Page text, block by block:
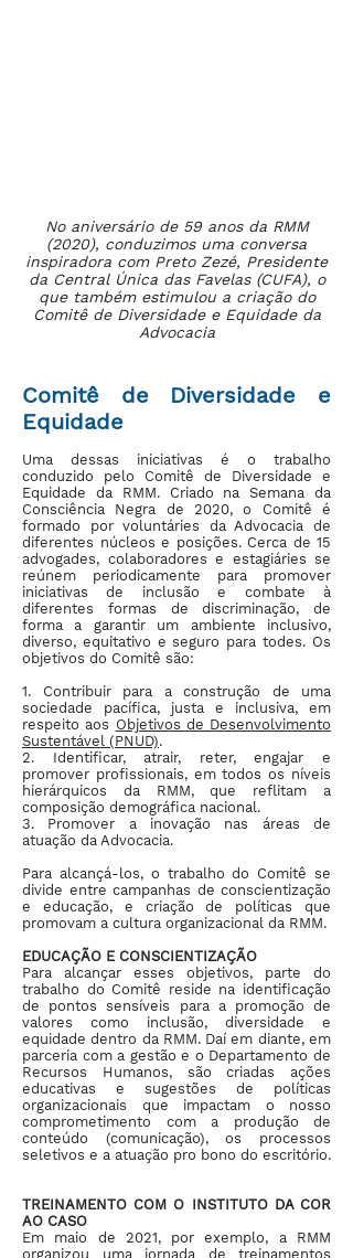
No aniversário de 59 anos da RMM
(2020), conduzimos uma conversa
inspiradora com Preto Zezé, Presidente
da Central Única das Favelas (CUFA), o
que também estimulou a criação do
Comitê de Diversidade e Equidade da
Advocacia
Comitê de Diversidade e
Equidade
Uma dessas iniciativas é o trabalho
conduzido pelo Comitê de Diversidade e
Equidade da RMM. Criado na Semana da
Consciência Negra de 2020, o Comitê é
formado por voluntáries da Advocacia de
diferentes núcleos e posições. Cerca de 15
advogades, colaboradores e estagiáries se
reúnem periodicamente para promover
iniciativas de inclusão e combate à
diferentes formas de discriminação, de
forma a garantir um ambiente inclusivo,
diverso, equitativo e seguro para todes. Os
objetivos do Comitê são:
1. Contribuir para a construção de uma
sociedade pacífica, justa e inclusiva, em
respeito aos Objetivos de Desenvolvimento
Sustentável (PNUD).
2. Identificar, atrair, reter, engajar e
promover profissionais, em todos os níveis
hierárquicos da RMM, que reflitam a
composição demográfica nacional.
3. Promover a inovação nas áreas de
atuação da Advocacia.
Para alcançá-los, o trabalho do Comitê se
divide entre campanhas de conscientização
e educação, e criação de políticas que
promovam a cultura organizacional da RMM.
EDUCAÇÃO E CONSCIENTIZAÇÃO
Para alcançar esses objetivos, parte do
trabalho do Comitê reside na identificação
de pontos sensíveis para a promoção de
valores como inclusão, diversidade e
equidade dentro da RMM. Daí em diante, em
parceria com a gestão e o Departamento de
Recursos Humanos, são criadas ações
educativas e sugestões de políticas
organizacionais que impactam o nosso
comprometimento com a produção de
conteúdo (comunicação), os processos
seletivos e a atuação pro bono do escritório.
TREINAMENTO COM O INSTITUTO DA COR
AO CASO
Em maio de 2021, por exemplo, a RMM
organizou uma jornada de treinamentos